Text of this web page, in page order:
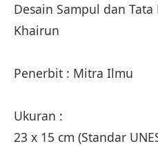
Desain Sampul dan Tata
Khairun
Penerbit : Mitra Ilmu
Ukuran :
23 x 15 cm (Standar